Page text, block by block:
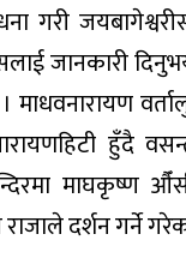
गरी
जानकारी
माधवनारायण
हुँदै
माघकृष्ण
दर्शन गर्ने